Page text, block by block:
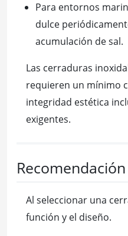
Para entornos
dulce
acumulación de sal.
Las cerraduras
requieren un mínimo
integridad estética
exigentes.
Al seleccionar una
función y el diseño.